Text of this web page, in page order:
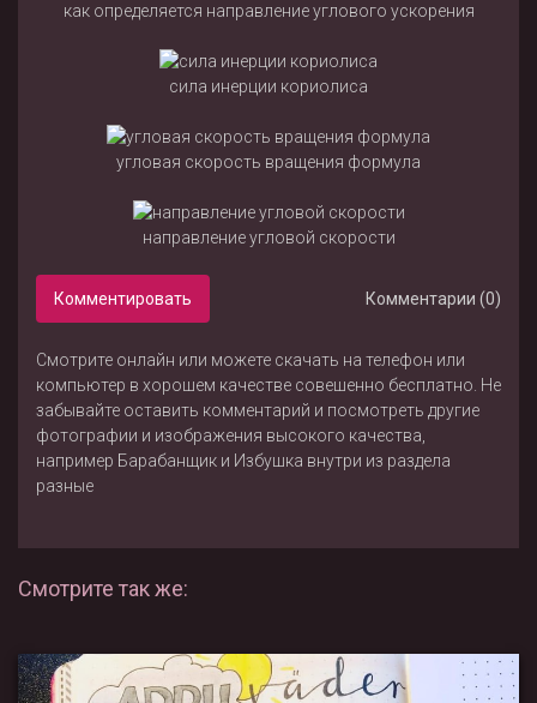
как определяется направление углового ускорения
сила инерции кориолиса
угловая скорость вращения формула
направление угловой скорости
Комментировать Комментарии (0)
Смотрите онлайн или можете скачать на телефон или
компьютер в хорошем качестве совешенно бесплатно. Не
забывайте оставить комментарий и посмотреть другие
фотографии и изображения высокого качества,
например Барабанщик и Избушка внутри из раздела
разные
Смотрите так же: